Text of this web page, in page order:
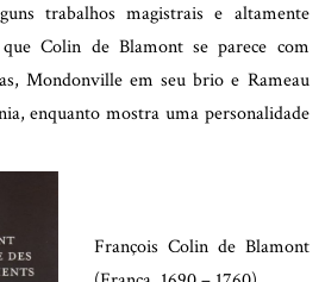
trabalhos magistrais e altamente
Colin de Blamont se parece com
Mondonville em seu brio e Rameau
enquanto mostra uma personalidade
François Colin de Blamont